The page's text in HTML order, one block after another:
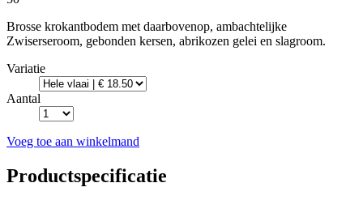
Brosse krokantbodem met daarbovenop, ambachtelijke
Zwiserseroom, gebonden kersen, abrikozen gelei en slagroom.
Variatie
Aantal
Voeg toe aan winkelmand
Productspecificatie